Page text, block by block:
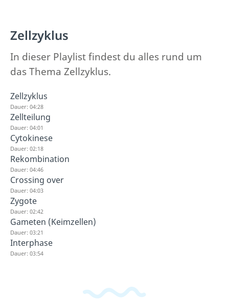
Zellzyklus
In dieser Playlist findest du alles rund um
das Thema Zellzyklus.
Zellzyklus
Dauer: 04:28
Zellteilung
Dauer: 04:01
Cytokinese
Dauer: 02:18
Rekombination
Dauer: 04:46
Crossing over
Dauer: 04:03
Zygote
Dauer: 02:42
Gameten (Keimzellen)
Dauer: 03:21
Interphase
Dauer: 03:54